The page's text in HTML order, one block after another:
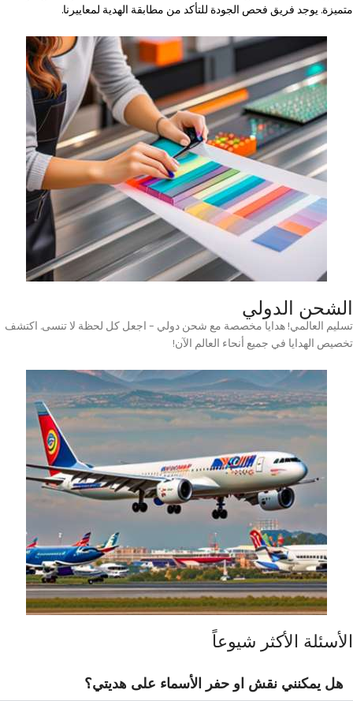
متميزة. يوجد فريق فحص الجودة للتأكد من مطابقة الهدية لمعاييرنا.
الشحن الدولي
تسليم العالمي! هدايا مخصصة مع شحن دولي – اجعل كل لحظة لا تنسى. اكتشف
تخصيص الهدايا في جميع أنحاء العالم الآن!
الأسئلة الأكثر شيوعاً
هل يمكنني نقش او حفر الأسماء على هديتي؟